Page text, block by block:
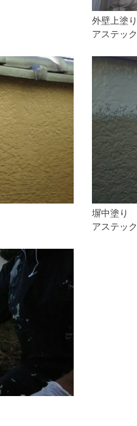
外壁上塗り
アステッ
塀中塗り
アステッ